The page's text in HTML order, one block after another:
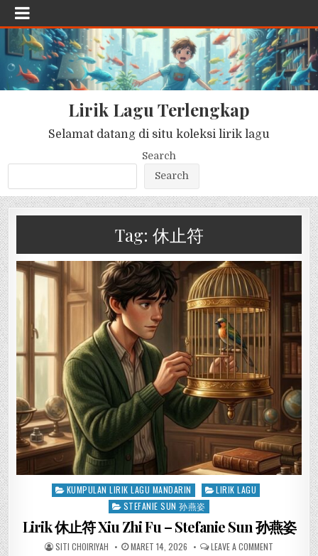
Lirik Lagu Terlengkap
Selamat datang di situ koleksi lirik lagu
Search
Search
Tag: 休止符
Posted
KUMPULAN LIRIK LAGU MANDARIN
LIRIK LAGU
STEFANIE SUN 孙燕姿
Lirik 休止符 Xiu Zhi Fu – Stefanie Sun 孙燕姿
SITI CHOIRIYAH MARET 14, 2026 LEAVE A COMMENT